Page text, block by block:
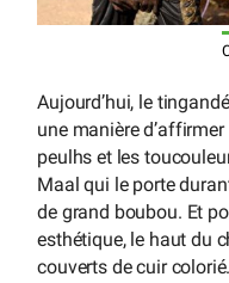
Aujourd’hui, le
une manière
peulhs et les
Maal qui le porte
de grand boubou. Et
esthétique, le haut du
couverts de cuir colorié.